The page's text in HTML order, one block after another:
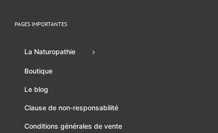
PAGES IMPORTANTES
La Naturopathie
Boutique
Le blog
Clause de non-responsabilité
Conditions générales de vente